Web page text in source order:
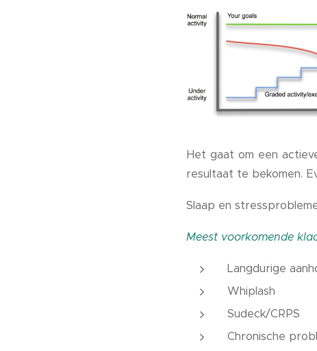
Het gaat om een
resultaat te bekomen.
Slaap en
Meest voorkomende
Langdurige
Whiplash
Sudeck/CRPS
Chronische